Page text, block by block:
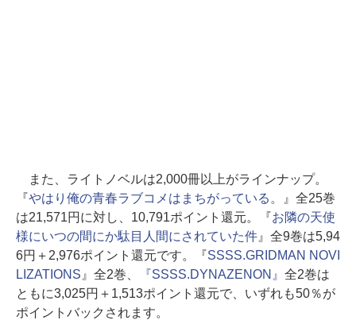
また、ライトノベルは2,000冊以上がラインナップ。
『やはり俺の青春ラブコメはまちがっている。
』全25巻
は21,571円に対し、10,791ポイント還元。『お隣の天使
様にいつの間にか駄目人間にされていた件』全9巻は5,94
6円＋2,976ポイント還元です。『SSSS.GRIDMAN NOVI
LIZATIONS 』全2巻、 『SSSS.DYNAZENON』 全2巻は
ともに3,025円＋1,513ポイント還元で、いずれも50％が
ポイントバックされます。